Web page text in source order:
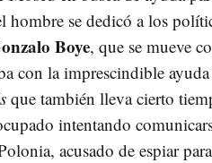
hombre se dedicó a los
Boye, que se mueve
con la imprescindible
que también lleva cierto
intentando
acusado de espiar